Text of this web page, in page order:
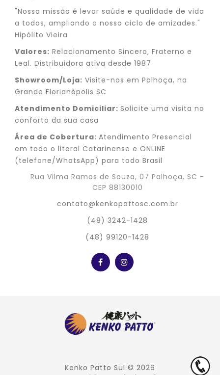
"Nossa missão é levar saúde e qualidade de vida
a todos, ampliando o nosso ciclo de amizades."
Hipólito Vieira
Valores: Relacionamento Sincero, Fraterno e
Leal. Distribuidora ativa desde 1987
Showroom/Loja: Visite-nos em Palhoça, na
Grande Florianópolis SC
Atendimento Domiciliar: Solicite uma visita no
conforto da sua casa
Área de Cobertura: Atendimento Presencial
em todo o litoral Catarinense e ONLINE
(telefone/WhatsApp) para todo Brasil
Rua Vilma Ramos de Souza, 07 Palhoça, SC -
CEP 88130010
contato@kenkopattosc.com.br
(48) 3242-1428
(48) 99120-1428
Kenko Patto Sul © 2026